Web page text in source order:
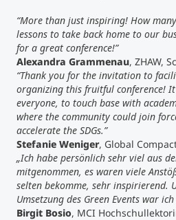
“More than just inspiring! How
lessons to take back home to our
for a great conference!”
Alexandra Grammenau, ZHAW,
“Thank you for the invitation to
organizing this fruitful conference!
everyone, to touch base with
where the community could join
accelerate the SDGs.”
Stefanie Weniger, Global
„Ich habe persönlich sehr viel aus
mitgenommen, es waren viele
selten bekomme, sehr inspirierend.
Umsetzung des Green Events war
Birgit Bosio, MCI